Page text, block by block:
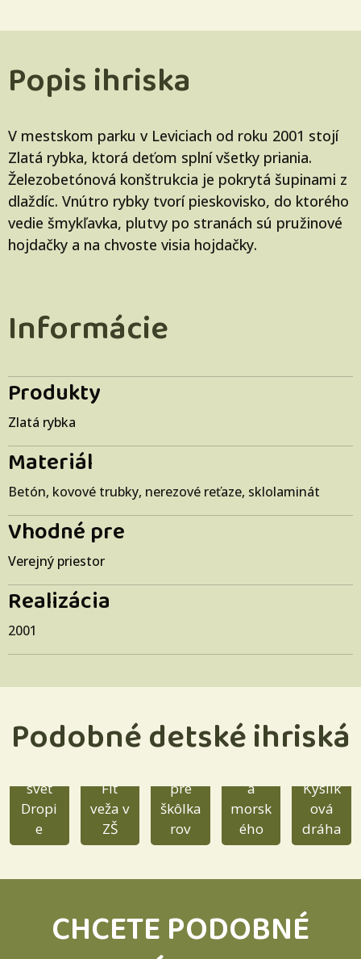
Popis ihriska
V mestskom parku v Leviciach od roku 2001 stojí
Zlatá rybka, ktorá deťom splní všetky priania.
Železobetónová konštrukcia je pokrytá šupinami z
dlaždíc. Vnútro rybky tvorí pieskovisko, do ktorého
vedie šmykľavka, plutvy po stranách sú pružinové
hojdačky a na chvoste visia hojdačky.
Informácie
Produkty
Zlatá rybka
Materiál
Betón, kovové trubky, nerezové reťaze, sklolaminát
Vhodné pre
Verejný priestor
Realizácia
2001
Podobné detské ihriská
svet
Dropi
e
Fit
veža v
ZŠ
Malá
pre
škôlka
rov
Bludis
ko
a
morsk
ého
Kyslík
ová
dráha
CHCETE PODOBNÉ